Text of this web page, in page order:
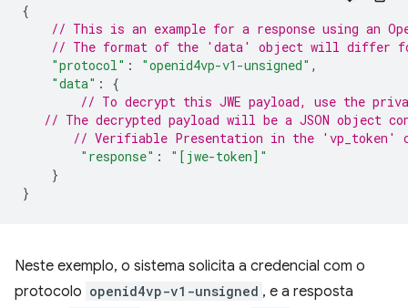
{
// This is an example for a response using an
// The format of the 'data' object will differ
"protocol" : "openid4vp-v1-unsigned" ,
"data" :
{
// To decrypt this JWE payload, use the
// The decrypted payload will be a JSON object
// Verifiable Presentation in the 'vp_token'
"response" :
"[jwe-token]"
}
}
Neste exemplo, o sistema solicita a credencial com o
protocolo openid4vp-v1-unsigned , e a resposta